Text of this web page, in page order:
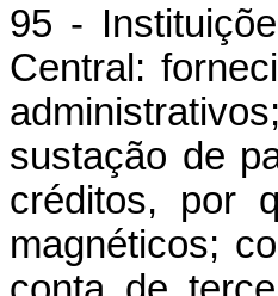
95 -
Central:
sustação de
créditos, por
magnéticos;